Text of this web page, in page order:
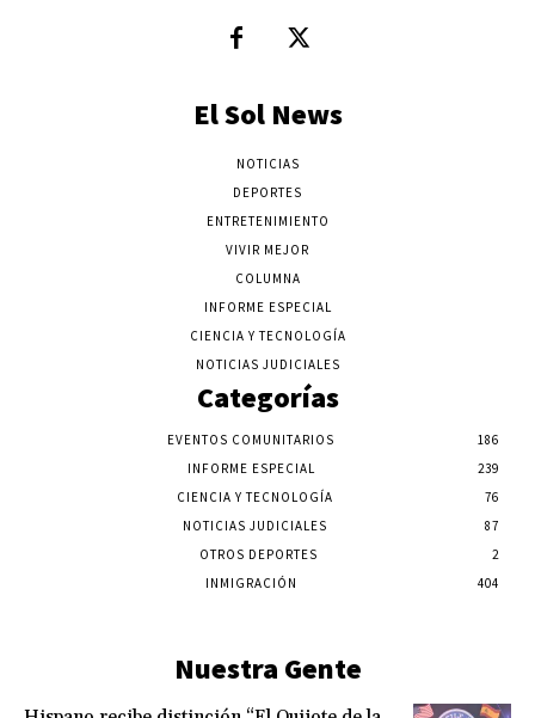
El Sol News
NOTICIAS
DEPORTES
ENTRETENIMIENTO
VIVIR MEJOR
COLUMNA
INFORME ESPECIAL
CIENCIA Y TECNOLOGÍA
NOTICIAS JUDICIALES
Categorías
EVENTOS COMUNITARIOS
186
INFORME ESPECIAL
239
CIENCIA Y TECNOLOGÍA
76
NOTICIAS JUDICIALES
87
OTROS DEPORTES
2
INMIGRACIÓN
404
Nuestra Gente